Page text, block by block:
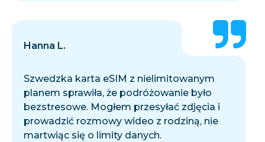
Hanna L.
Szwedzka karta eSIM z nielimitowanym
planem sprawiła, że podróżowanie było
bezstresowe. Mogłem przesyłać zdjęcia i
prowadzić rozmowy wideo z rodziną, nie
martwiąc się o limity danych.